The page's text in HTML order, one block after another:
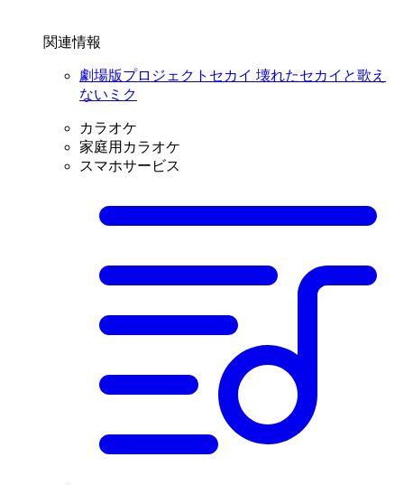
関連情報
劇場版プロジェクトセカイ 壊れたセカイと歌え
ないミク
カラオケ
家庭用カラオケ
スマホサービス